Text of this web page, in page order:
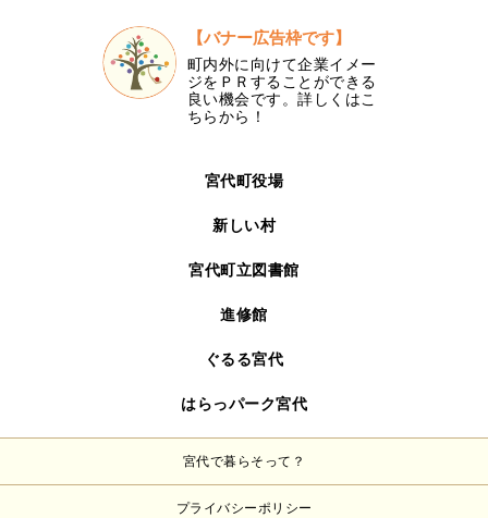
【バナー広告枠です】
町内外に向けて企業イメー
ジをＰＲすることができる
良い機会です。詳しくはこ
ちらから！
宮代町役場
新しい村
宮代町立図書館
進修館
ぐるる宮代
はらっパーク宮代
宮代で暮らそって？
プライバシーポリシー